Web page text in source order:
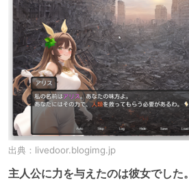
出典： livedoor.blogimg.jp
主人公に力を与えたのは彼女でした。